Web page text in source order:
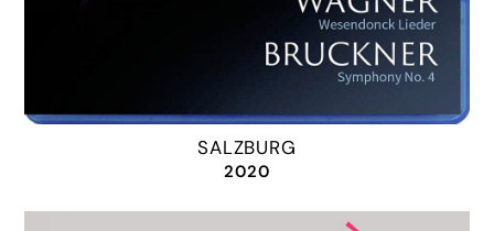
SALZBURG
2020